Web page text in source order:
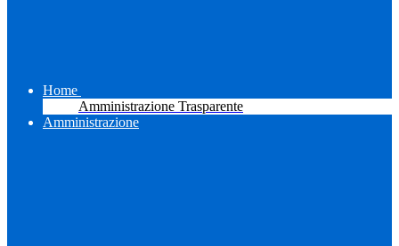
Home
Amministrazione Trasparente
Amministrazione